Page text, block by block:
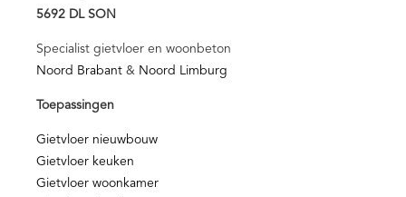
5692 DL SON
Specialist gietvloer en woonbeton
Noord Brabant & Noord Limburg
Toepassingen
Gietvloer nieuwbouw
Gietvloer keuken
Gietvloer woonkamer